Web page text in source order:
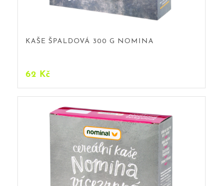
KAŠE ŠPALDOVÁ 300 G NOMINA
62 Kč